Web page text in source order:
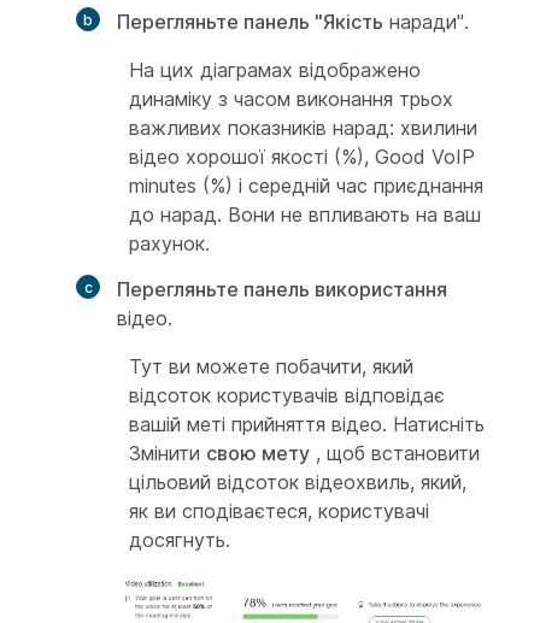
Перегляньте панель "Якість наради".
На цих діаграмах відображено
динаміку з часом виконання трьох
важливих показників нарад: хвилини
відео хорошої якості (%), Good VoIP
minutes (%) і середній час приєднання
до нарад. Вони не впливають на ваш
рахунок.
Перегляньте панель використання
відео.
Тут ви можете побачити, який
відсоток користувачів відповідає
вашій меті прийняття відео. Натисніть
Змінити свою мету , щоб встановити
цільовий відсоток відеохвиль, який,
як ви сподіваєтеся, користувачі
досягнуть.